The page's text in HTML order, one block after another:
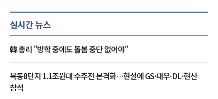
실시간 뉴스
韓 총리 "방학 중에도 돌봄 중단 없어야"
목동8단지 1.1조원대 수주전 본격화…현설에 GS·대우·DL·현산
참석